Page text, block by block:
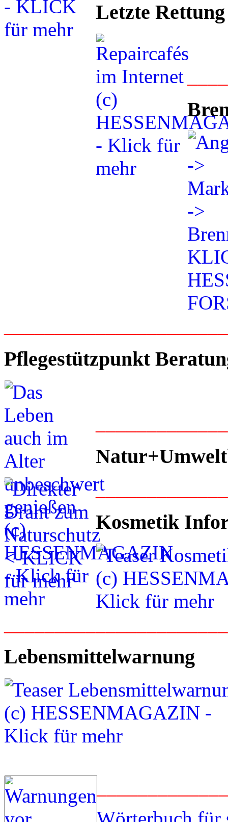
Letzte
Pflegestützpunkt
Kosmetik
Lebensmittelwarnung